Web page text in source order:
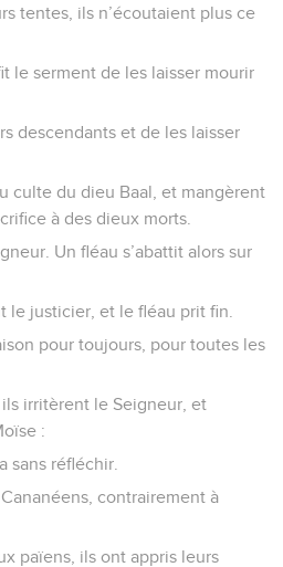
tentes, ils n’écoutaient plus ce
le serment de les laisser mourir
descendants et de les laisser
culte du dieu Baal, et mangèrent
à des dieux morts.
Un fléau s’abattit alors sur
le justicier, et le fléau prit fin.
pour toujours, pour toutes les
irritèrent le Seigneur, et
:
sans réfléchir.
contrairement à
païens, ils ont appris leurs